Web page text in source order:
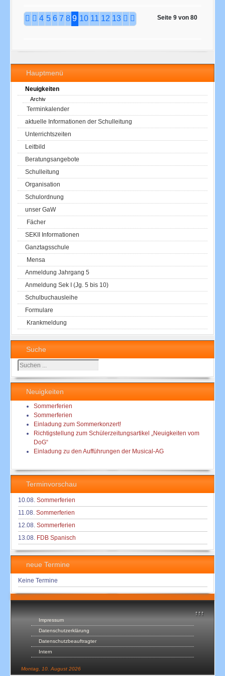
↑↑↑
Impressum
Datenschutzerklärung
Datenschutzbeauftragter
Intern
Montag, 10. August 2026
Hauptmenü
Neuigkeiten
Archiv
Terminkalender
aktuelle Informationen der Schulleitung
Unterrichtszeiten
Leitbild
Beratungsangebote
Schulleitung
Organisation
Schulordnung
unser GaW
Fächer
SEKII Informationen
Ganztagsschule
Mensa
Anmeldung Jahrgang 5
Anmeldung Sek I (Jg. 5 bis 10)
Schulbuchausleihe
Formulare
Krankmeldung
Suche
Suchen
...
Neuigkeiten
Sommerferien
Sommerferien
Einladung zum Sommerkonzert!
Richtigstellung zum Schülerzeitungsartikel „Neuigkeiten vom
DoG“
Einladung zu den Aufführungen der Musical-AG
Terminvorschau
10.08. Sommerferien
11.08. Sommerferien
12.08. Sommerferien
13.08. FDB Spanisch
neue Termine
Keine Termine
Seite 9 von 80
4 5 6 7 8 9 10 11 12 13